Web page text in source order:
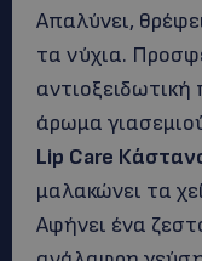
Απαλύνει,
τα νύχια.
αντιοξειδωτική
άρωμα
Lip Care
μαλακώνει τα
Αφήνει ένα